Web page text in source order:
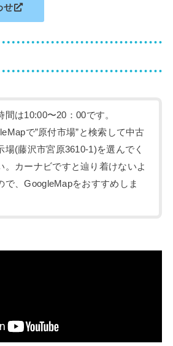
せ
間は10:00〜20：00です。
で”原付市場”と検索して中古
場(藤沢市宮原3610-1)を選んでく
。カーナビですと辿り着けないよ
で、GoogleMapをおすすめしま